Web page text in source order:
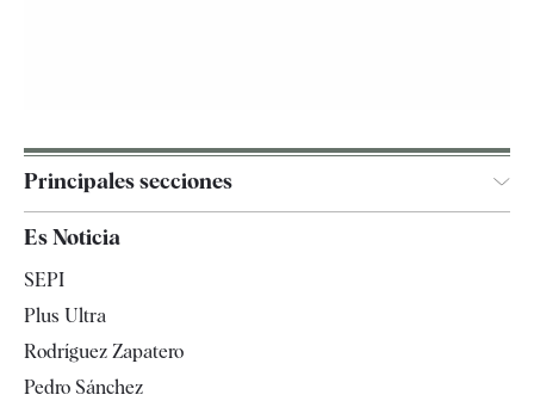
Principales secciones
España
Televisión
Es Noticia
SEPI
Plus Ultra
Rodríguez Zapatero
Pedro Sánchez